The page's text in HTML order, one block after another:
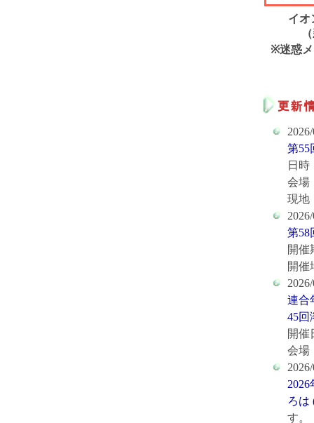
イオ
※迷惑メ
第55
日時
会場
現地
第58
開催
開催
連合
45回
開催
会場
ろは
す。